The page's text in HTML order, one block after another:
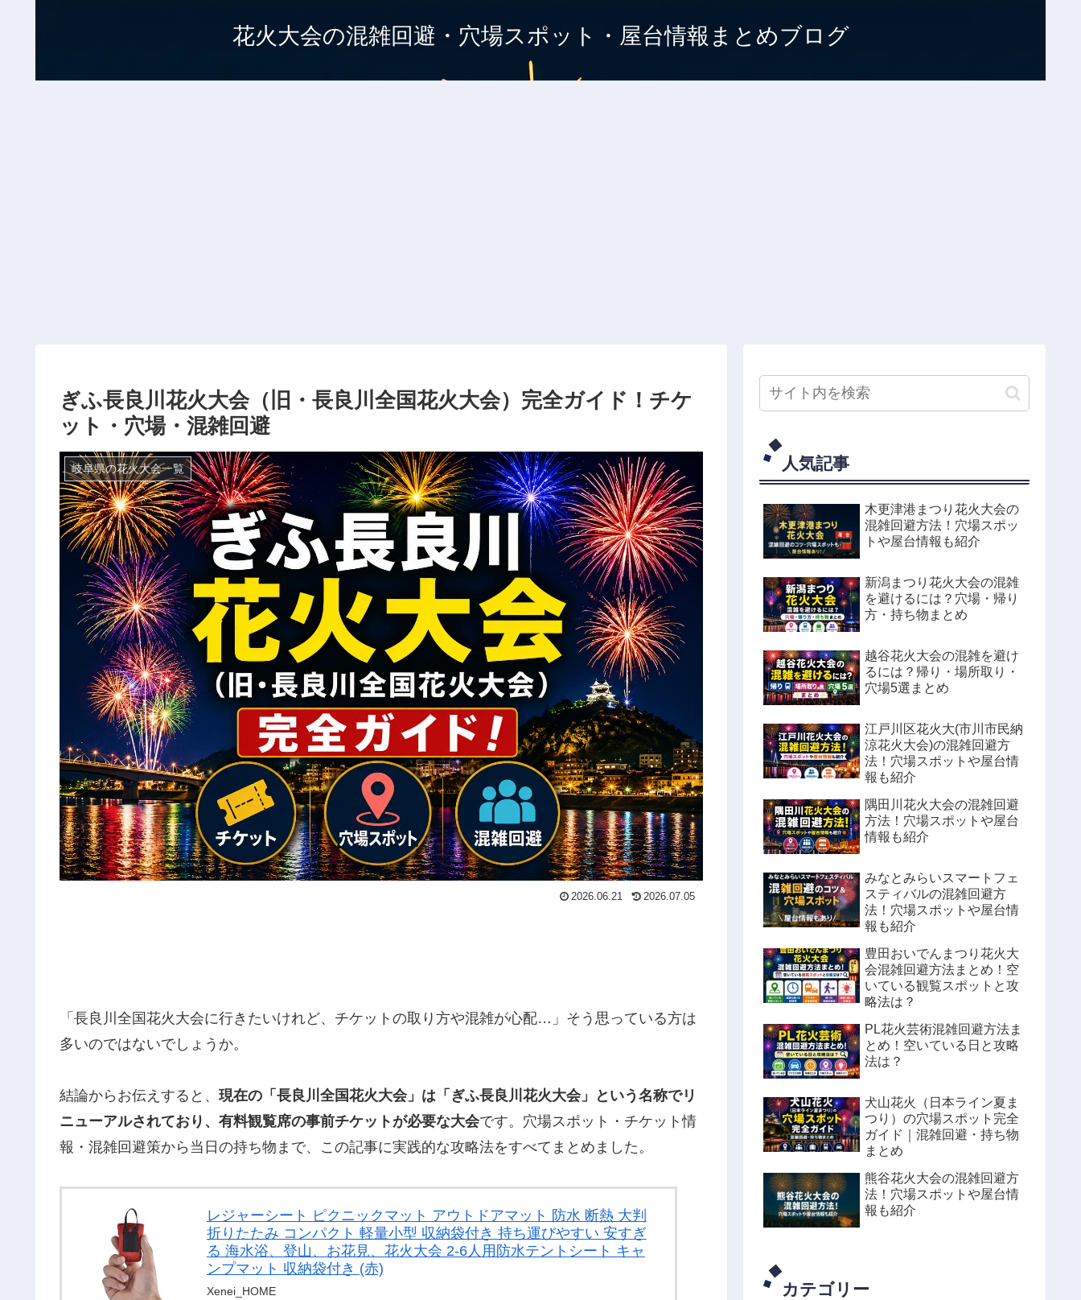
花火大会の混雑回避・穴場スポット・屋台情報まとめブログ
ぎふ長良川花火大会（旧・長良川全国花火大会）完全ガイド！チケ
ット・穴場・混雑回避
岐阜県の花火大会一覧
2026.06.21 2026.07.05
「長良川全国花火大会に行きたいけれど、チケットの取り方や混雑が心配…」そう思っている方は
多いのではないでしょうか。
結論からお伝えすると、 現在の「長良川全国花火大会」は「ぎふ長良川花火大会」という名称でリ
ニューアルされており、有料観覧席の事前チケットが必要な大会です。穴場スポット・チケット情
報・混雑回避策から当日の持ち物まで、この記事に実践的な攻略法をすべてまとめました。
レジャーシート ピクニックマット アウトドアマット 防水 断熱 大判
折りたたみ コンパクト 軽量小型 収納袋付き 持ち運びやすい 安すぎ
る 海水浴、登山、お花見、花火大会 2-6人用防水テントシート キャ
ンプマット 収納袋付き (赤)
Xenei_HOME
人気記事
木更津港まつり花火大会の
混雑回避方法！穴場スポッ
トや屋台情報も紹介
新潟まつり花火大会の混雑
を避けるには？穴場・帰り
方・持ち物まとめ
越谷花火大会の混雑を避け
るには？帰り・場所取り・
穴場5選まとめ
江戸川区花火大(市川市民納
涼花火大会)の混雑回避方
法！穴場スポットや屋台情
報も紹介
隅田川花火大会の混雑回避
方法！穴場スポットや屋台
情報も紹介
みなとみらいスマートフェ
スティバルの混雑回避方
法！穴場スポットや屋台情
報も紹介
豊田おいでんまつり花火大
会混雑回避方法まとめ！空
いている観覧スポットと攻
略法は？
PL花火芸術混雑回避方法ま
とめ！空いている日と攻略
法は？
犬山花火（日本ライン夏ま
つり）の穴場スポット完全
ガイド｜混雑回避・持ち物
まとめ
熊谷花火大会の混雑回避方
法！穴場スポットや屋台情
報も紹介
カテゴリー